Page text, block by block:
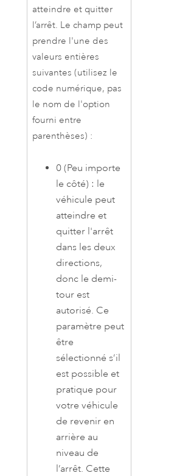
atteindre et quitter
l’arrêt. Le champ peut
prendre l'une des
valeurs entières
suivantes (utilisez le
code numérique, pas
le nom de l'option
fourni entre
parenthèses) :
0 (Peu importe
le côté) : le
véhicule peut
atteindre et
quitter l'arrêt
dans les deux
directions,
donc le demi-
tour est
autorisé. Ce
paramètre peut
être
sélectionné s’il
est possible et
pratique pour
votre véhicule
de revenir en
arrière au
niveau de
l’arrêt. Cette